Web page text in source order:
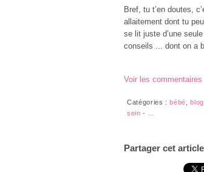
Bref, tu t’en doutes,
allaitement dont tu
se lit juste d’une
conseils ... dont on a
Voir les commentaires
Catégories :bébé ,
sein -
Partager cet article